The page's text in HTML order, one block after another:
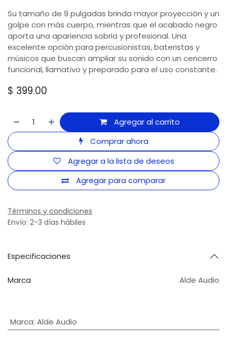
Su tamaño de 9 pulgadas brinda mayor proyección y un
golpe con más cuerpo, mientras que el acabado negro
aporta una apariencia sobria y profesional. Una
excelente opción para percusionistas, bateristas y
músicos que buscan ampliar su sonido con un cencerro
funcional, llamativo y preparado para el uso constante.
$ 399.00
Agregar al carrito
Comprar ahora
Agregar para comparar
Agregar a la lista de deseos
Términos y condiciones
Envío: 2-3 días hábiles
Especificaciones
Marca Alde Audio
Marca: Alde Audio